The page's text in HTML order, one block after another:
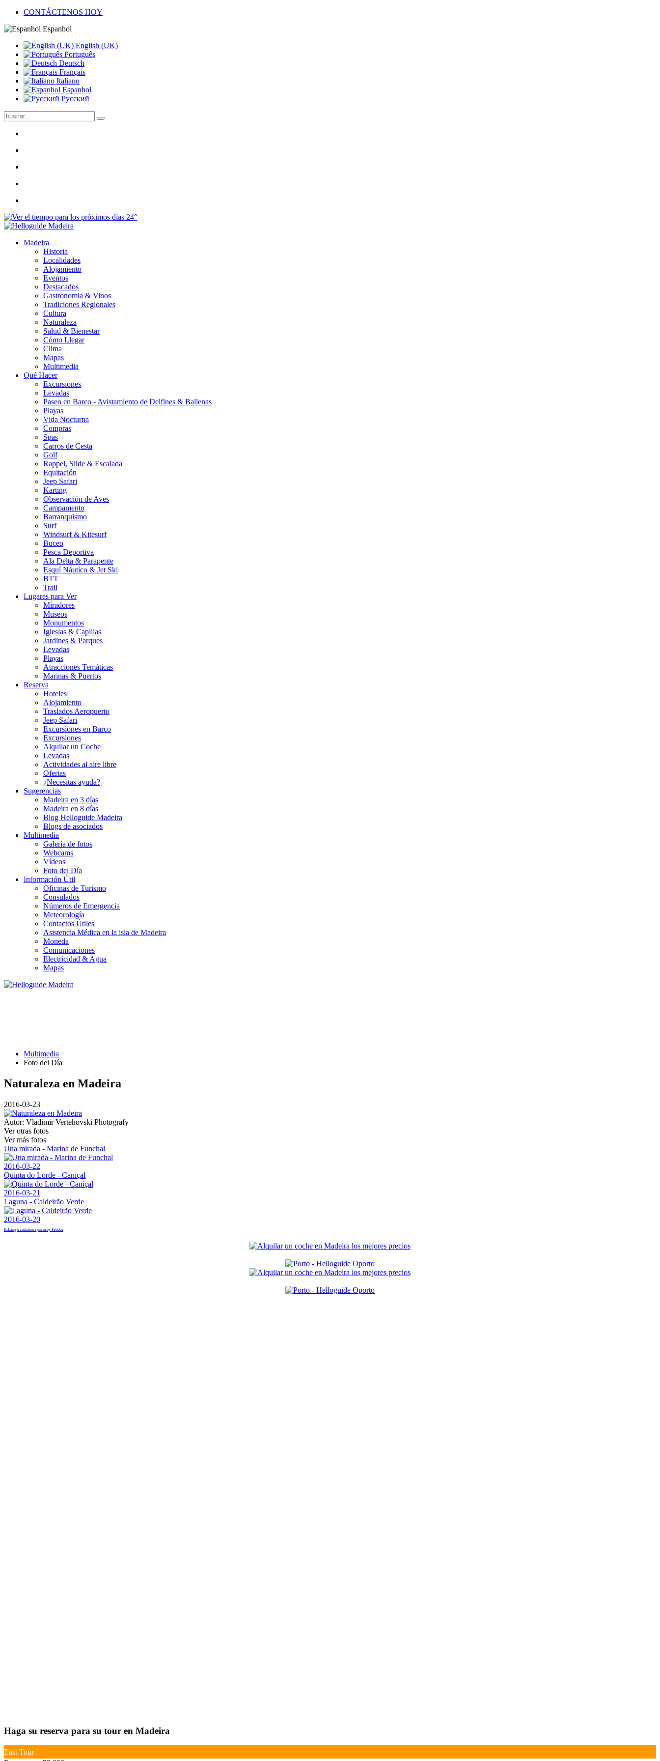
CONTÁCTENOS HOY
Espanhol
English (UK)
Português
Deutsch
Français
Italiano
Espanhol
Pусский
24°
Madeira
Historia
Localidades
Alojamiento
Eventos
Destacados
Gastronomia & Vinos
Tradiciones Regionales
Cultura
Naturaleza
Salud & Bienestar
Cómo Llegar
Clima
Mapas
Multimedia
Qué Hacer
Excursiones
Levadas
Paseo en Barco - Avistamiento de Delfines & Ballenas
Playas
Vida Nocturna
Compras
Spas
Carros de Cesta
Golf
Rappel, Slide & Escalada
Equitación
Jeep Safari
Karting
Observación de Aves
Campamento
Barranquismo
Surf
Windsurf & Kitesurf
Buceo
Pesca Deportiva
Ala Delta & Parapente
Esquí Náutico & Jet Ski
BTT
Trail
Lugares para Ver
Miradores
Museos
Monumentos
Iglesias & Capillas
Jardines & Parques
Levadas
Playas
Atracciones Temáticas
Marinas & Puertos
Reserva
Hoteles
Alojamiento
Traslados Aeropuerto
Jeep Safari
Excursiones en Barco
Excursiones
Alquilar un Coche
Levadas
Actividades al aire libre
Ofertas
¿Necesitas ayuda?
Sugerencias
Madeira en 3 días
Madeira en 8 días
Blog Helloguide Madeira
Blogs de asociados
Multimedia
Galería de fotos
Webcams
Vídeos
Foto del Día
Información Útil
Oficinas de Turismo
Consulados
Números de Emergencia
Meteorología
Contactos Útiles
Asistencia Médica en la isla de Madeira
Moneda
Comunicaciones
Electricidad & Agua
Mapas
Multimedia
Foto del Día
Naturaleza en Madeira
2016-03-23
Autor: Vladimir Vertehovski Photografy
Ver otras fotos
Ver más fotos
Una mirada - Marina de Funchal
2016-03-22
Quinta do Lorde - Caniçal
2016-03-21
Laguna - Caldeirão Verde
2016-03-20
FaLang translation system by Faboba
Haga su reserva para su tour en Madeira
East Tour